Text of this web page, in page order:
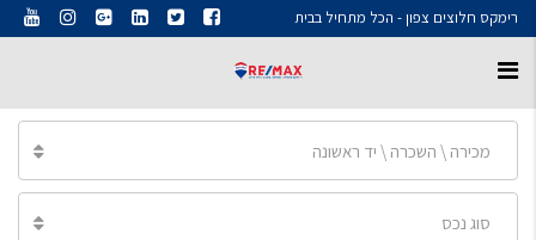
רימקס חלוצים צפון - הכל מתחיל בבית
מכירה \ השכרה \ יד ראשונה
סוג נכס